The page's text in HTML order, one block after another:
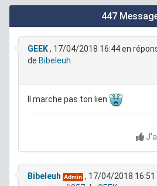
447
GEEK, 17/04/2018 16:44en
de Bibeleuh
Il marche pas ton lien
Bibeleuh Admin , 17/04/2018 16:51